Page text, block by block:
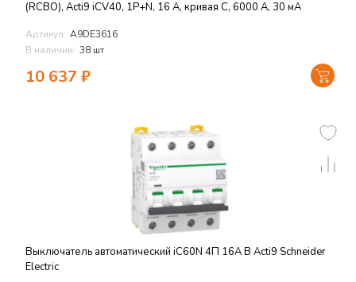
(RCBO), Acti9 iCV40, 1P+N, 16 A, кривая C, 6000 A, 30 мА
Артикул: A9DE3616
В наличии: 38 шт
10 637 ₽
Выключатель автоматический iC60N 4П 16A B Acti9 Schneider
Electric